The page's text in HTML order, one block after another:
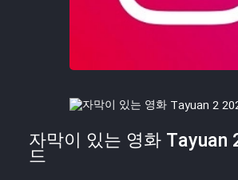
자막이 있는 영화 Tayuan
드